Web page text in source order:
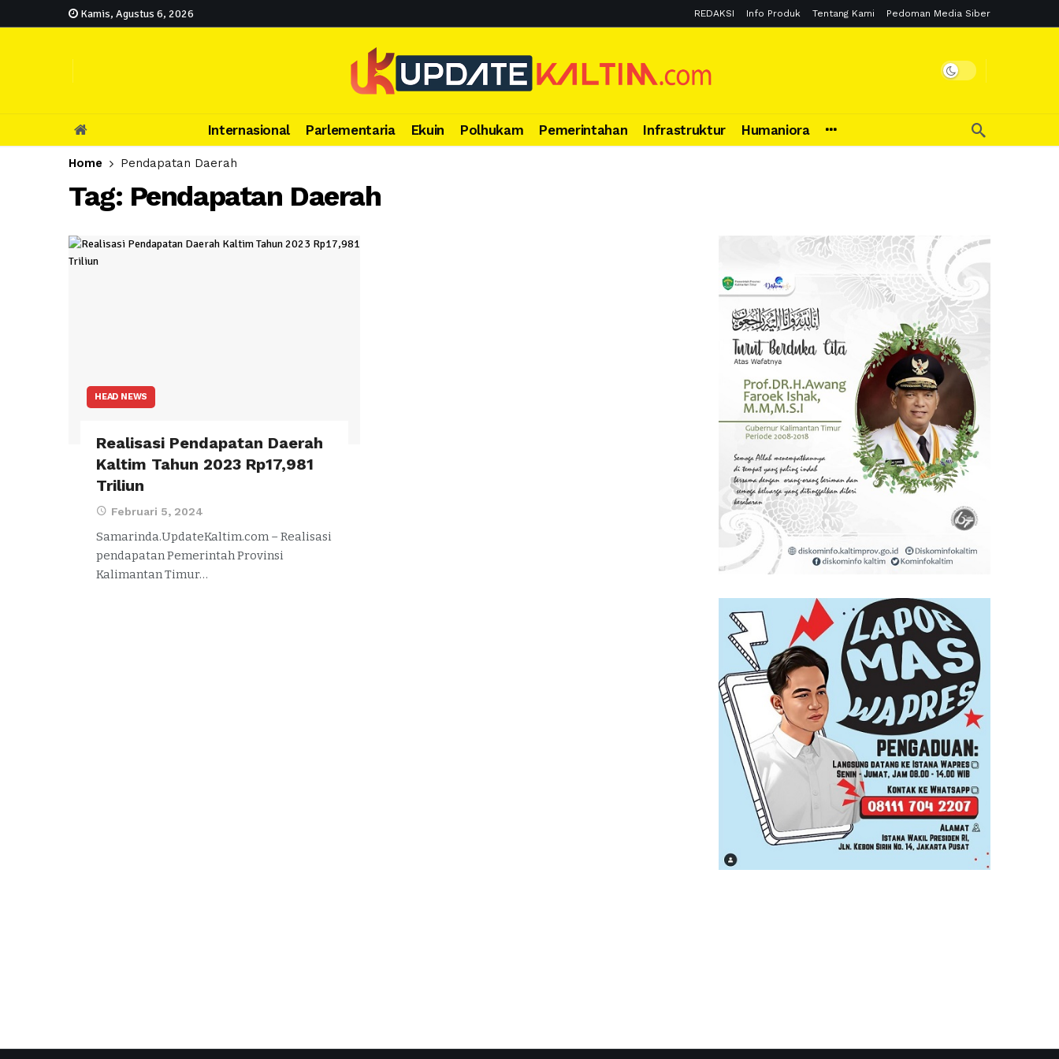
Kamis, Agustus 6, 2026 REDAKSI Info Produk Tentang Kami Pedoman Media Siber
Internasional Parlementaria Ekuin Polhukam Pemerintahan Infrastruktur Humaniora
Home Pendapatan Daerah
Tag: Pendapatan Daerah
HEAD NEWS
Realisasi Pendapatan Daerah
Kaltim Tahun 2023 Rp17,981
Triliun
Februari 5, 2024
Samarinda.UpdateKaltim.com – Realisasi
pendapatan Pemerintah Provinsi
Kalimantan Timur…